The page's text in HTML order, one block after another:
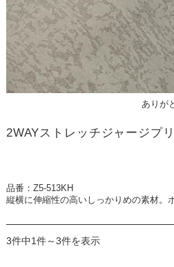
ありが
2WAYストレッチジャージプ
品番：Z5-513KH
縦横に伸縮性の高いしっかりめの素材。
3件中1件～3件を表示